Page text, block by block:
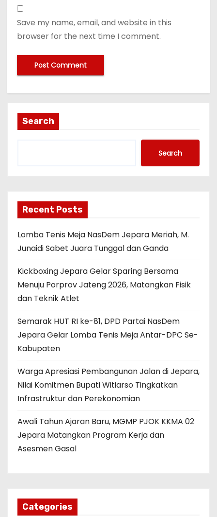
Save my name, email, and website in this
browser for the next time I comment.
Search
Search
Recent Posts
Lomba Tenis Meja NasDem Jepara Meriah, M.
Junaidi Sabet Juara Tunggal dan Ganda
Kickboxing Jepara Gelar Sparing Bersama
Menuju Porprov Jateng 2026, Matangkan Fisik
dan Teknik Atlet
Semarak HUT RI ke-81, DPD Partai NasDem
Jepara Gelar Lomba Tenis Meja Antar-DPC Se-
Kabupaten
Warga Apresiasi Pembangunan Jalan di Jepara,
Nilai Komitmen Bupati Witiarso Tingkatkan
Infrastruktur dan Perekonomian
Awali Tahun Ajaran Baru, MGMP PJOK KKMA 02
Jepara Matangkan Program Kerja dan
Asesmen Gasal
Categories